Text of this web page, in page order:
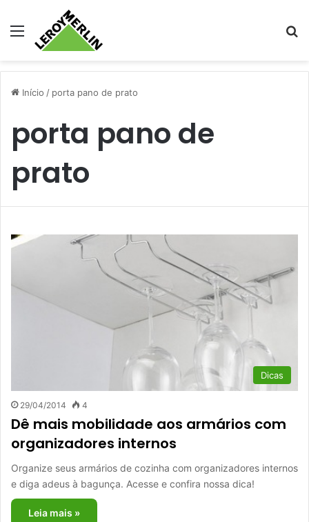
Menu
Início / porta pano de prato
porta pano de
prato
Dicas
29/04/2014 4
Dê mais mobilidade aos armários com
organizadores internos
Organize seus armários de cozinha com organizadores internos
e diga adeus à bagunça. Acesse e confira nossa dica!
Leia mais »